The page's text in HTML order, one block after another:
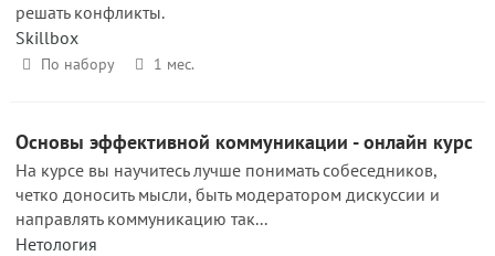
решать конфликты.
Skillbox
По набору 1 мес.
Основы эффективной коммуникации - онлайн курс
На курсе вы научитесь лучше понимать собеседников,
четко доносить мысли, быть модератором дискуссии и
направлять коммуникацию так...
Нетология